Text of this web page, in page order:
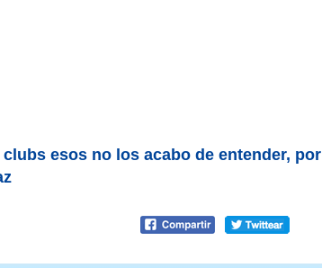
esos no los acabo de entender, por